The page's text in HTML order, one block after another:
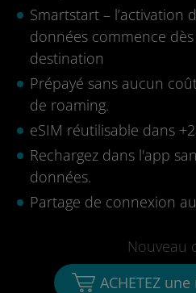
Smartstart – l’activation
données commence
destination
Prépayé sans aucun
de roaming.
eSIM réutilisable dans
Rechargez dans l'app
données.
Partage de connexion
Nouveau
ACHETEZ